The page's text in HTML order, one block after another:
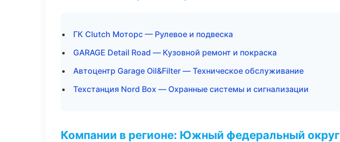
ГК Clutch Моторс — Рулевое и подвеска
GARAGE Detail Road — Кузовной ремонт и покраска
Автоцентр Garage Oil&Filter — Техническое обслуживание
Техстанция Nord Box — Охранные системы и сигнализации
Компании в регионе: Южный федеральный округ